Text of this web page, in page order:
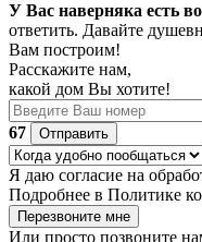
У Вас наверняка есть
ответить. Давайте
Вам построим!
Расскажите нам,
какой дом Вы хотите!
67
Отправить
Я даю согласие на
Подробнее в Политике
Перезвоните мне
Или просто позвоните